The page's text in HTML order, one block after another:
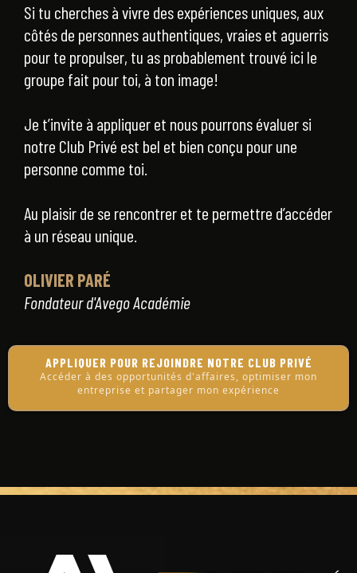
Si tu cherches à vivre des expériences uniques, aux
côtés de personnes authentiques, vraies et aguerris
pour te propulser, tu as probablement trouvé ici le
groupe fait pour toi, à ton image!
Je t’invite à appliquer et nous pourrons évaluer si
notre Club Privé est bel et bien conçu pour une
personne comme toi.
Au plaisir de se rencontrer et te permettre d’accéder
à un réseau unique.
OLIVIER PARÉ
Fondateur d'Avego Académie
APPLIQUER POUR REJOINDRE NOTRE CLUB PRIVÉ
Accéder à des opportunités d'affaires, optimiser mon
entreprise et partager mon expérience